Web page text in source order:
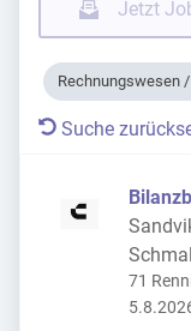
Jetzt
Rechnungswesen
Suche
71